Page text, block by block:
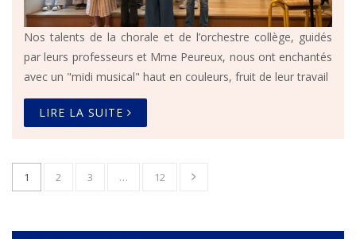
Nos talents de la chorale et de l’orchestre collège, guidés
par leurs professeurs et Mme Peureux, nous ont enchantés
avec un "midi musical" haut en couleurs, fruit de leur travail
LIRE LA SUITE
1 2 3 … 12